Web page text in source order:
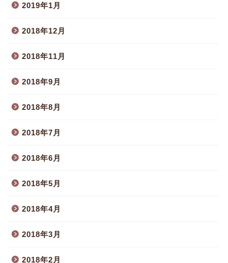
2019年1月
2018年12月
2018年11月
2018年9月
2018年8月
2018年7月
2018年6月
2018年5月
2018年4月
2018年3月
2018年2月